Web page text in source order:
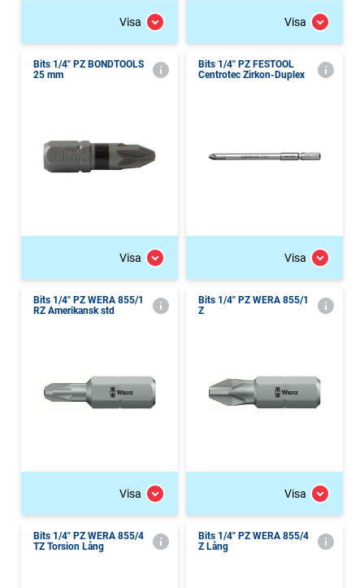
Visa Visa
Bits 1/4" PZ BONDTOOLS
25 mm
Visa
Bits 1/4" PZ FESTOOL
Centrotec Zirkon-Duplex
Visa
Bits 1/4" PZ WERA 855/1
RZ Amerikansk std
Visa
Bits 1/4" PZ WERA 855/1
Z
Visa
Bits 1/4" PZ WERA 855/4
TZ Torsion Lång
Bits 1/4" PZ WERA 855/4
Z Lång